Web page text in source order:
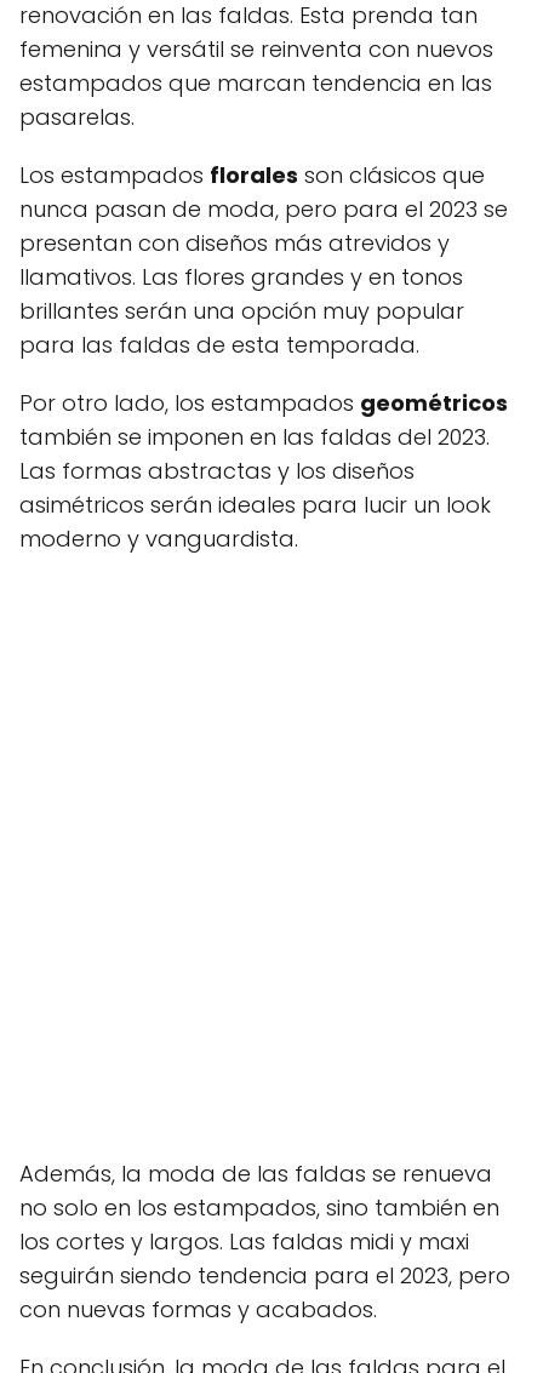
renovación en las faldas. Esta prenda tan
femenina y versátil se reinventa con nuevos
estampados que marcan tendencia en las
pasarelas.
Los estampados florales son clásicos que
nunca pasan de moda, pero para el 2023 se
presentan con diseños más atrevidos y
llamativos. Las flores grandes y en tonos
brillantes serán una opción muy popular
para las faldas de esta temporada.
Por otro lado, los estampados geométricos
también se imponen en las faldas del 2023.
Las formas abstractas y los diseños
asimétricos serán ideales para lucir un look
moderno y vanguardista.
Además, la moda de las faldas se renueva
no solo en los estampados, sino también en
los cortes y largos. Las faldas midi y maxi
seguirán siendo tendencia para el 2023, pero
con nuevas formas y acabados.